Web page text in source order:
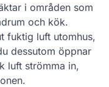
i områden som
och kök.
fuktig luft utomhus,
dessutom öppnar
luft strömma in,